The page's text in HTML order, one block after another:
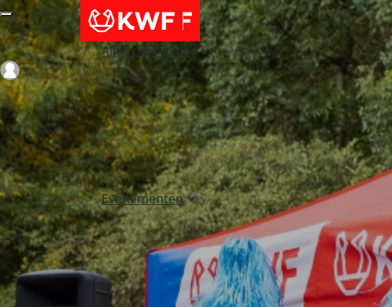
Alles over acties
Evenementen
Login